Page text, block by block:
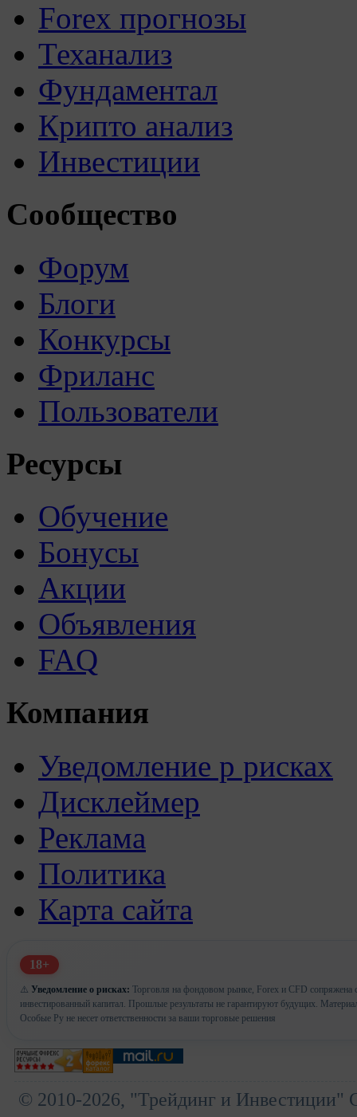
Forex прогнозы
Теханализ
Фундаментал
Крипто анализ
Инвестиции
Сообщество
Форум
Блоги
Конкурсы
Фриланс
Пользователи
Ресурсы
Обучение
Бонусы
Акции
Объявления
FAQ
Компания
Уведомление р рисках
Дисклеймер
Реклама
Политика
Карта сайта
18+
⚠️ Уведомление о рисках: Торговля на фондовом рынке, Forex и CFD сопряжена
инвестированный капитал. Прошлые результаты не гарантируют будущих.
Особые Ру не несет ответственности за ваши торговые решения
© 2010-2026, "Трейдинг и Инвестиции"